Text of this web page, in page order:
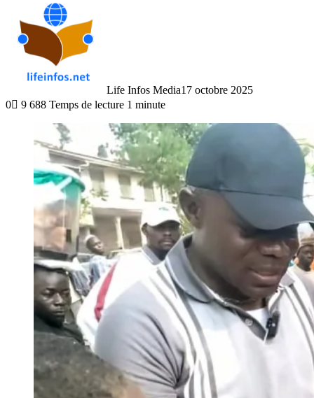
Life Infos Media17 octobre 2025
0
9 688 Temps de lecture 1 minute